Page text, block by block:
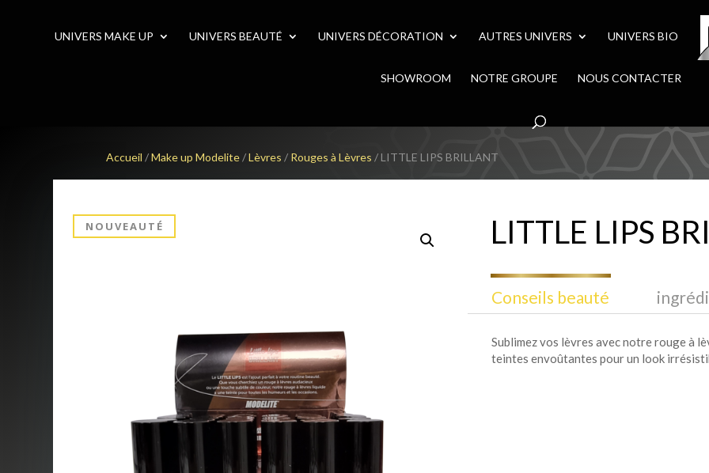
UNIVERS MAKE UP UNIVERS BEAUTÉ UNIVERS DÉCORATION AUTRES UNIVERS UNIVERS BIO
SHOWROOM NOTRE GROUPE NOUS CONTACTER
Accueil /Make up Modelite/Lèvres / Rouges à Lèvres / LITTLE LIPS BRILLANT
NOUVEAUTÉ LITTLE LIPS
Conseils beauté
Sublimez vos lèvres avec notre rouge à
teintes envoûtantes pour un look